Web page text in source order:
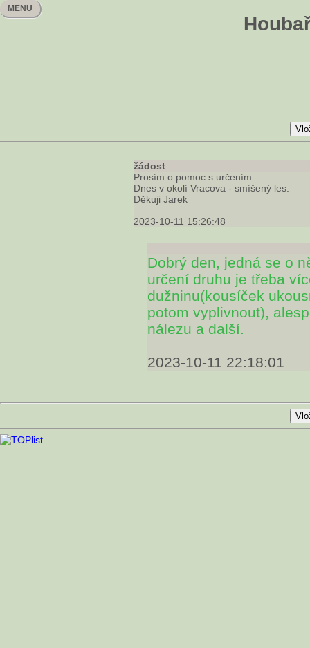
MENU
žádost
Prosím o pomoc s určením.
Dnes v okolí Vracova - smíšený les.
Děkuji Jarek
2023-10-11 15:26:48
Dobrý den, jedná se o
určení druhu je třeba
dužninu(kousíček
potom vyplivnout),
nálezu a další.
2023-10-11 22:18:01